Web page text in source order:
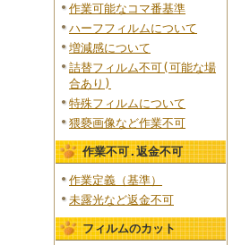
作業可能なコマ番基準
ハーフフィルムについて
増減感について
詰替フィルム不可(可能な場
合あり)
特殊フィルムについて
猥褻画像など作業不可
作業不可.返金不可
作業定義（基準）
未露光など返金不可
フィルムのカット